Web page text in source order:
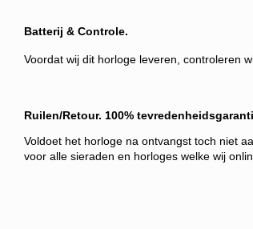
Batterij & Controle.
Voordat wij dit horloge leveren, controleren
Ruilen/Retour. 100%
Voldoet het horloge na ontvangst toch niet
voor alle sieraden en horloges welke wij